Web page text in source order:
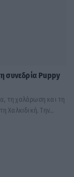
συνεδρία Puppy
τη χαλάρωση και τη
Χαλκιδική. Την...